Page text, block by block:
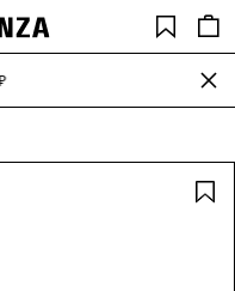
Saved
close